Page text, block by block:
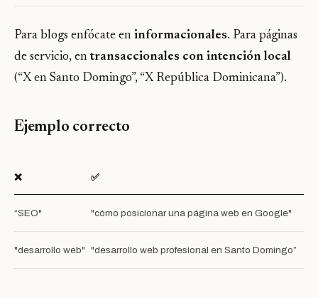
Para blogs enfócate en informacionales. Para páginas
de servicio, en transaccionales con intención local
(“X en Santo Domingo”, “X República Dominicana”).
Ejemplo correcto
❌ ✅
“SEO" "cómo posicionar una página web en Google"
"desarrollo web" "desarrollo web profesional en Santo Domingo”